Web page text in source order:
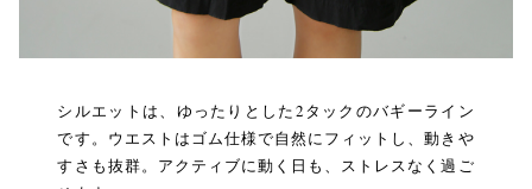
シルエットは、ゆったりとした2タックのバギーライン
です。ウエストはゴム仕様で自然にフィットし、動きや
すさも抜群。アクティブに動く日も、ストレスなく過ご